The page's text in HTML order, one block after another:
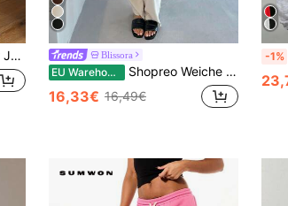
Bein Blissora
EU Warehouse Shopreo Weiche Strick-Textur Hoch Taillierte Lounge Hose
16,33€ 16,49€
-1%